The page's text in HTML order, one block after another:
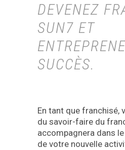
DEVENEZ
SUN7 ET
SUCCÈS.
En tant que franchisé,
du savoir-faire du
accompagnera dans
de votre nouvelle